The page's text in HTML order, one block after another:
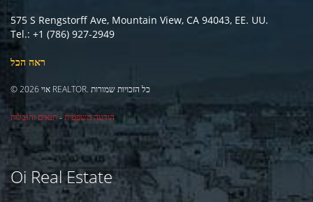
575 S Rengstorff Ave, Mountain View, CA 94043, EE. UU.
Tel.: +1 (786) 927-2949
ראה הכל
© 2026 אוי REALTOR. כל הזכויות שמורות
הודעה משפטית-תנאים והגבלות
Oi Real Estate